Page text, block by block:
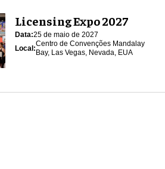
Licensing Expo 2027
Data:25 de maio de 2027
Local:
Centro de Convenções Mandalay
Bay, Las Vegas, Nevada, EUA